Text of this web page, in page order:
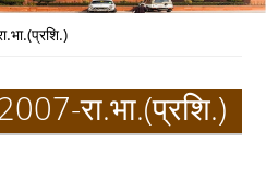
रा.भा.(प्रशि.)